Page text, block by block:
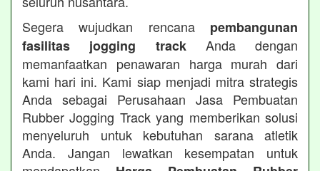
Segera wujudkan rencana pembangunan
fasilitas jogging trackAnda dengan
memanfaatkan penawaran harga murah dari
kami hari ini. Kami siap menjadi mitra strategis
Anda sebagai Perusahaan Jasa Pembuatan
Rubber Jogging Track yang memberikan solusi
menyeluruh untuk kebutuhan sarana atletik
Anda. Jangan lewatkan kesempatan untuk